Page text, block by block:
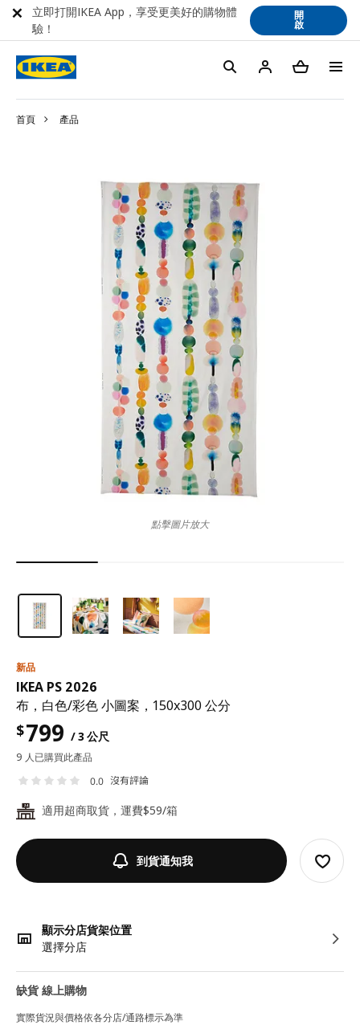
首頁 產品
新品
IKEA PS 2026
布，白色/彩色 小圖案，150x300 公分
$799 / 3 公尺
9 人已購買此產品
0.0 沒有評論
24 適用超商取貨，運費$59/箱
到貨通知我
顯示分店貨架位置
選擇分店
缺貨 線上購物
實際貨況與價格依各分店/通路標示為準
點擊圖片放大
立即打開IKEA App，享受更美好的購物體
驗！
開
啟